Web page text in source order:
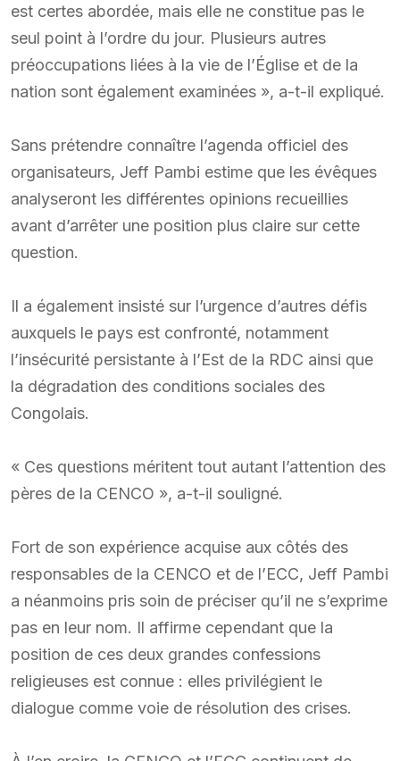
est certes abordée, mais elle ne constitue pas le
seul point à l’ordre du jour. Plusieurs autres
préoccupations liées à la vie de l’Église et de la
nation sont également examinées », a-t-il expliqué.
Sans prétendre connaître l’agenda officiel des
organisateurs, Jeff Pambi estime que les évêques
analyseront les différentes opinions recueillies
avant d’arrêter une position plus claire sur cette
question.
Il a également insisté sur l’urgence d’autres défis
auxquels le pays est confronté, notamment
l’insécurité persistante à l’Est de la RDC ainsi que
la dégradation des conditions sociales des
Congolais.
« Ces questions méritent tout autant l’attention des
pères de la CENCO », a-t-il souligné.
Fort de son expérience acquise aux côtés des
responsables de la CENCO et de l’ECC, Jeff Pambi
a néanmoins pris soin de préciser qu’il ne s’exprime
pas en leur nom. Il affirme cependant que la
position de ces deux grandes confessions
religieuses est connue : elles privilégient le
dialogue comme voie de résolution des crises.